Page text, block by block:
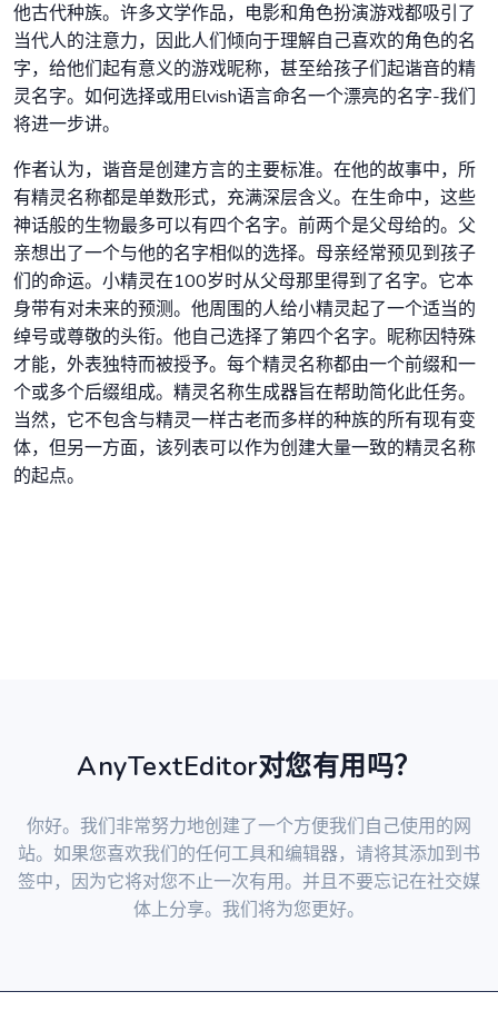
他古代种族。许多文学作品，电影和角色扮演游戏都吸引了
当代人的注意力，因此人们倾向于理解自己喜欢的角色的名
字，给他们起有意义的游戏昵称，甚至给孩子们起谐音的精
灵名字。如何选择或用Elvish语言命名一个漂亮的名字-我们
将进一步讲。
作者认为，谐音是创建方言的主要标准。在他的故事中，所
有精灵名称都是单数形式，充满深层含义。在生命中，这些
神话般的生物最多可以有四个名字。前两个是父母给的。父
亲想出了一个与他的名字相似的选择。母亲经常预见到孩子
们的命运。小精灵在100岁时从父母那里得到了名字。它本
身带有对未来的预测。他周围的人给小精灵起了一个适当的
绰号或尊敬的头衔。他自己选择了第四个名字。昵称因特殊
才能，外表独特而被授予。每个精灵名称都由一个前缀和一
个或多个后缀组成。精灵名称生成器旨在帮助简化此任务。
当然，它不包含与精灵一样古老而多样的种族的所有现有变
体，但另一方面，该列表可以作为创建大量一致的精灵名称
的起点。
AnyTextEditor对您有用吗？
你好。我们非常努力地创建了一个方便我们自己使用的网
站。如果您喜欢我们的任何工具和编辑器，请将其添加到书
签中，因为它将对您不止一次有用。并且不要忘记在社交媒
体上分享。我们将为您更好。